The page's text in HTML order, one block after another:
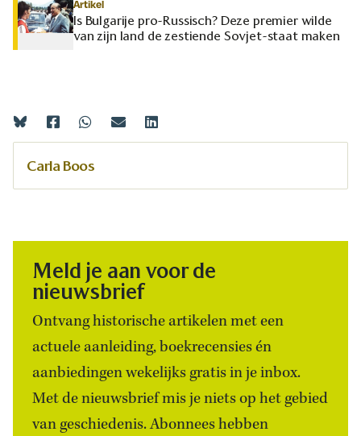
Artikel
Is Bulgarije pro-Russisch? Deze premier wilde
van zijn land de zestiende Sovjet-staat maken
Carla Boos
Meld je aan voor de
nieuwsbrief
Ontvang historische artikelen met een
actuele aanleiding, boekrecensies én
aanbiedingen wekelijks gratis in je inbox.
Met de nieuwsbrief mis je niets op het gebied
van geschiedenis. Abonnees hebben